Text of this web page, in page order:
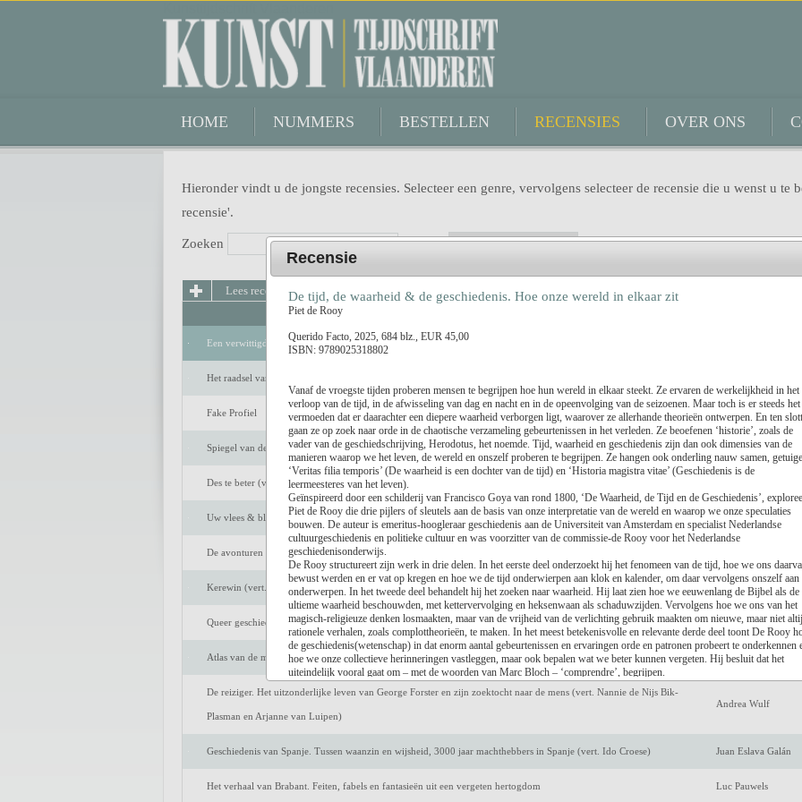
HOME NUMMERS BESTELLEN RECENSIES OVER ONS
Hieronder vindt u de jongste recensies. Selecteer een genre, vervolgens selecteer de recensie die u wenst u te
recensie'.
Zoeken Genre
Lees recensie
Een verwittigd man is niets waard
Het raadsel van de anderen
Fake Profiel Luc de Keersmaecker
Spiegel van de ziel Antoon van den
Des te beter (vert. Marijke Arijs)
Uw vlees & bloed Jeroen Olyslaegers
De avonturen van Tom Sawyer (vert. Peter Bergsma)
Kerewin (vert. Anneke Bok) Keri Hulme
Queer geschiedenis van Nederland. De strijd om een eigen verleden Marijke Huisman
Atlas van de middeleeuwse stad. Markten en havens in de Lage Landen Marcel IJsselstijn
De reiziger. Het uitzonderlijke leven van George Forster en zijn zoektocht naar de mens (vert. Nannie de Nijs Bik-
Plasman en Arjanne van Luipen)
Andrea Wulf
Geschiedenis van Spanje. Tussen waanzin en wijsheid, 3000 jaar machthebbers in Spanje (vert. Ido Croese) Juan Eslava Galán
Het verhaal van Brabant. Feiten, fabels en fantasieën uit een vergeten hertogdom Luc Pauwels
Recensie
De tijd, de waarheid & de geschiedenis. Hoe onze wereld in elkaar zit
Piet de Rooy
Querido Facto, 2025, 684 blz., EUR 45,00
ISBN: 9789025318802
Vanaf de vroegste tijden proberen mensen te begrijpen hoe hun wereld in elkaar steekt. Ze ervaren de werkelijkheid in het
verloop van de tijd, in de afwisseling van dag en nacht en in de opeenvolging van de seizoenen. Maar toch is er steeds het
vermoeden dat er daarachter een diepere waarheid verborgen ligt, waarover ze allerhande theorieën ontwerpen. En ten
gaan ze op zoek naar orde in de chaotische verzameling gebeurtenissen in het verleden. Ze beoefenen ‘historie’, zoals de
vader van de geschiedschrijving, Herodotus, het noemde. Tijd, waarheid en geschiedenis zijn dan ook dimensies van de
manieren waarop we het leven, de wereld en onszelf proberen te begrijpen. Ze hangen ook onderling nauw samen, getuige
‘Veritas filia temporis’ (De waarheid is een dochter van de tijd) en ‘Historia magistra vitae’ (Geschiedenis is de
leermeesteres van het leven).
Geïnspireerd door een schilderij van Francisco Goya van rond 1800, ‘De Waarheid, de Tijd en de Geschiedenis’,
Piet de Rooy die drie pijlers of sleutels aan de basis van onze interpretatie van de wereld en waarop we onze speculaties
bouwen. De auteur is emeritus-hoogleraar geschiedenis aan de Universiteit van Amsterdam en specialist Nederlandse
cultuurgeschiedenis en politieke cultuur en was voorzitter van de commissie-de Rooy voor het Nederlandse
geschiedenisonderwijs.
De Rooy structureert zijn werk in drie delen. In het eerste deel onderzoekt hij het fenomeen van de tijd, hoe we ons
bewust werden en er vat op kregen en hoe we de tijd onderwierpen aan klok en kalender, om daar vervolgens onszelf aan
onderwerpen. In het tweede deel behandelt hij het zoeken naar waarheid. Hij laat zien hoe we eeuwenlang de Bijbel als de
ultieme waarheid beschouwden, met kettervervolging en heksenwaan als schaduwzijden. Vervolgens hoe we ons van het
magisch-religieuze denken losmaakten, maar van de vrijheid van de verlichting gebruik maakten om nieuwe, maar niet
rationele verhalen, zoals complottheorieën, te maken. In het meest betekenisvolle en relevante derde deel toont De Rooy
de geschiedenis(wetenschap) in dat enorm aantal gebeurtenissen en ervaringen orde en patronen probeert te onderkennen
hoe we onze collectieve herinneringen vastleggen, maar ook bepalen wat we beter kunnen vergeten. Hij besluit dat het
uiteindelijk vooral gaat om – met de woorden van Marc Bloch – ‘comprendre’, begrijpen.
De Rooy maakt een zwerftocht door het verleden. Hij ziet zich eerder als een schilder, die zijn werk toets voor toets
opbouwt en voortdurend bijkleurt. Hij meandert associatief door de geschiedenis, maakt Homerische uitweidingen en
bewandelt ook zijpaden met tal van wonderlijke anekdotes en merkwaardige inzichten. Wanneer de lezer de grote lijn dreigt
bureaucratische rompslomp en de vrijheid heeft gevonden om de geschiedenis te schrijven van wat hem mateloos
Het boek wordt afgesloten met een omvangrijk notenapparaat van meer dan tweehonderd bladzijden en een
Laat ons hopen dat het niet blijft bij dit boek, dat zou kunnen doorgaan als het geestelijk testament van een erudiete